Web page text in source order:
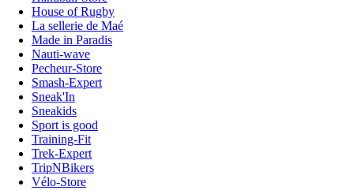
House of Rugby
La sellerie de Maé
Made in Paradis
Nauti-wave
Pecheur-Store
Smash-Expert
Sneak'In
Sneakids
Sport is good
Training-Fit
Trek-Expert
TripNBikers
Vélo-Store